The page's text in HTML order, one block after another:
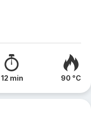
12 min 90 °C